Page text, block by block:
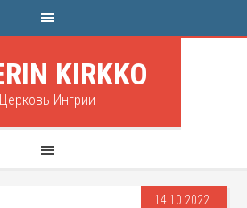
KIRKKO
Церковь Ингрии
14.10.2022